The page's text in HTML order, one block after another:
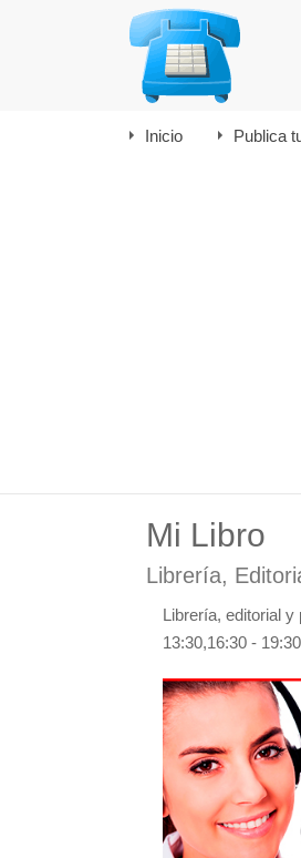
Inicio Publica
Mi Libro
Librería,
Librería, editorial y
13:30,16:30 -